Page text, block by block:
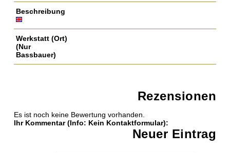
Beschreibung
Werkstatt (Ort)
(Nur
Bassbauer)
Rezensionen
Es ist noch keine Bewertung vorhanden.
Ihr Kommentar(Info: Kein Kontaktformular):
Neuer Eintrag